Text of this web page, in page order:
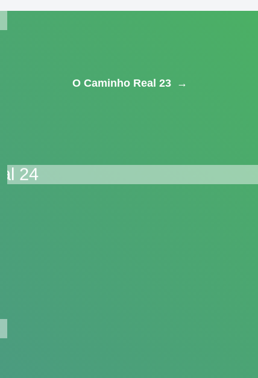
O Caminho Real 23 →